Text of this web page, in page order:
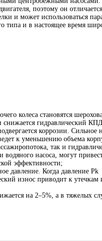
поэтому он
и может использоваться
типа и в настоящее время
колеса становятся
снижается гидравлический
коррозии.
к уменьшению объема
так и
насоса, могут
эффективности;
давление. Когда давление Pk
износ приводит к
на 2–5%, а в тяжелых